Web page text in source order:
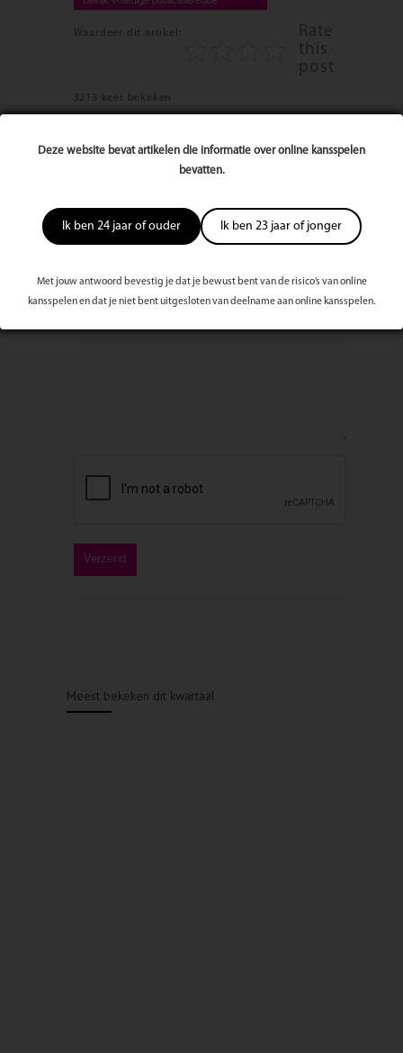
Deze website bevat artikelen die informatie over online kansspelen
bevatten.
Ik ben 24 jaar of ouder Ik ben 23 jaar of jonger
Met jouw antwoord bevestig je dat je bewust bent van de risico’s van online
kansspelen en dat je niet bent uitgesloten van deelname aan online kansspelen.
Waardeer dit artikel:
Rate
this
post
3213 keer bekeken
Reageer op dit artikel
Meest bekeken dit kwartaal